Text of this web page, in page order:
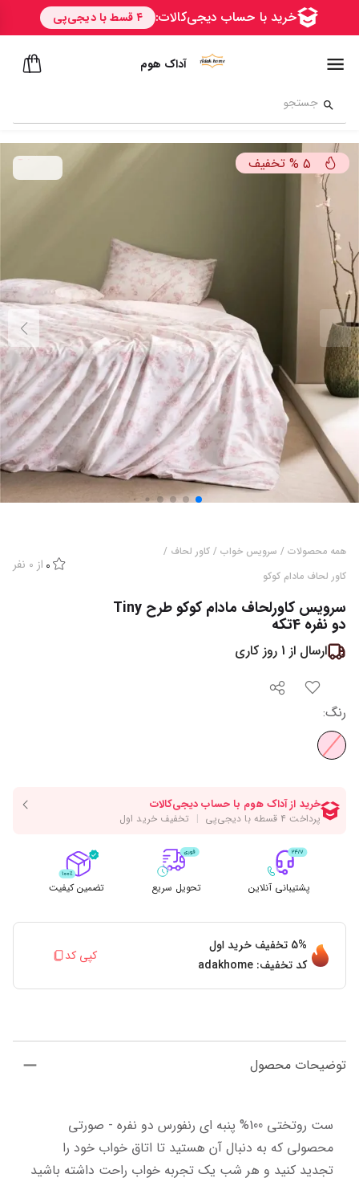
آداک هوم
امــــــن
5
% تخفیف
همه محصولات / سرویس خواب / کاور لحاف /
کاور لحاف مادام کوکو
0 از 0 نفر
سرویس کاورلحاف مادام کوکو طرح Tiny
دو نفره 4تکه
ارسال از 1 روز کاری
رنگ:
پشتیبانی آنلاین تحویل سریع تضمین کیفیت
5% تخفیف خرید اول
کد تخفیف: adakhome
کپی کد
توضیحات محصول